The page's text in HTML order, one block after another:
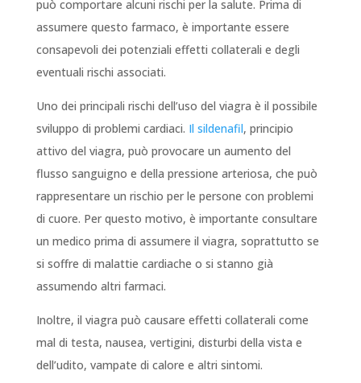
può comportare alcuni rischi per la salute. Prima di
assumere questo farmaco, è importante essere
consapevoli dei potenziali effetti collaterali e degli
eventuali rischi associati.
Uno dei principali rischi dell’uso del viagra è il possibile
sviluppo di problemi cardiaci. Il sildenafil, principio
attivo del viagra, può provocare un aumento del
flusso sanguigno e della pressione arteriosa, che può
rappresentare un rischio per le persone con problemi
di cuore. Per questo motivo, è importante consultare
un medico prima di assumere il viagra, soprattutto se
si soffre di malattie cardiache o si stanno già
assumendo altri farmaci.
Inoltre, il viagra può causare effetti collaterali come
mal di testa, nausea, vertigini, disturbi della vista e
dell’udito, vampate di calore e altri sintomi.